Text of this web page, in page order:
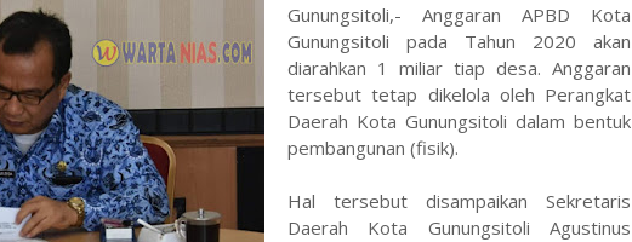
Gunungsitoli,- Anggaran APBD Kota
Gunungsitoli pada Tahun 2020 akan
diarahkan 1 miliar tiap desa. Anggaran
tersebut tetap dikelola oleh Perangkat
Daerah Kota Gunungsitoli dalam bentuk
pembangunan (fisik).
Hal tersebut disampaikan Sekretaris
Daerah Kota Gunungsitoli Agustinus